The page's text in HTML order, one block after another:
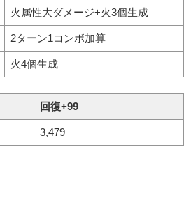
火属性大ダメージ+火3個生成
2ターン1コンボ加算
火4個生成
回復+99
3,479